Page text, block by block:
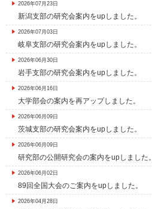
2026年07月23日
新潟支部の研究会案内をupしました。
2026年07月03日
岐阜支部の研究会案内をupしました。
2026年06月30日
岩手支部の研究会案内をupしました。
2026年06月16日
大学部会の案内を再アップしました。
2026年06月09日
茨城支部の研究会案内をupしました。
2026年06月09日
研究部の公開研究会の案内をupしました。
2026年06月02日
89回全国大会のご案内をupしました。
2026年04月28日